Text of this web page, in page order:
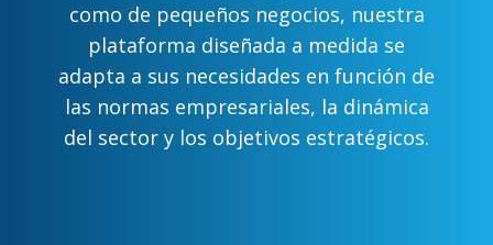
como de pequeños negocios, nuestra
plataforma diseñada a medida se
adapta a sus necesidades en función de
las normas empresariales, la dinámica
del sector y los objetivos estratégicos.